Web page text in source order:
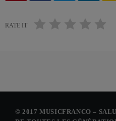
RATE IT
© 2017 MUSICFRANCO –